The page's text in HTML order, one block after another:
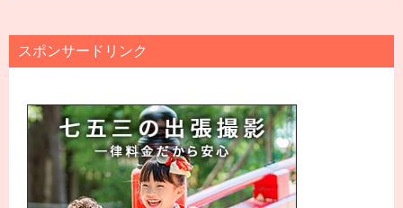
スポンサードリンク